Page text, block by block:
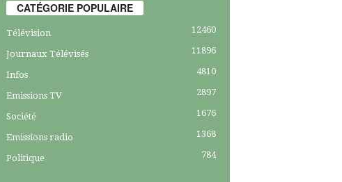
CATÉGORIE POPULAIRE
Télévision 12460
Journaux Télévisés 11896
Infos 4810
Emissions TV 2897
Société 1676
Emissions radio 1368
Politique 784